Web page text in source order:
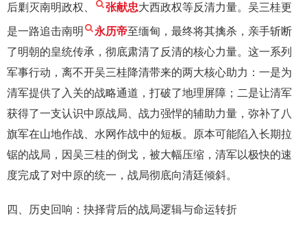
后剿灭南明政权、 张献忠大西政权等反清力量。吴三桂更
是一路追击南明 永历帝至缅甸，最终将其擒杀，亲手斩断
了明朝的皇统传承，彻底肃清了反清的核心力量。这一系列
军事行动，离不开吴三桂降清带来的两大核心助力：一是为
清军提供了入关的战略通道，打破了地理屏障；二是让清军
获得了一支认识中原战局、战力强悍的辅助力量，弥补了八
旗军在山地作战、水网作战中的短板。原本可能陷入长期拉
锯的战局，因吴三桂的倒戈，被大幅压缩，清军以极快的速
度完成了对中原的统一，战局彻底向清廷倾斜。
四、历史回响：抉择背后的战局逻辑与命运转折